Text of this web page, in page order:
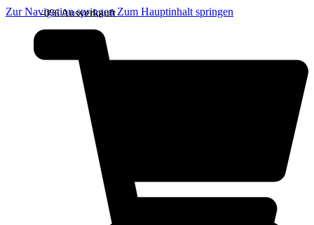
Zur Navigation springenZum Hauptinhalt springen
-0%Ausverkauft